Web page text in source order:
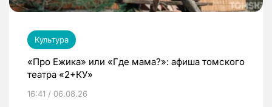
Культура
«Про Ежика» или «Где мама?»: афиша томского
театра «2+КУ»
16:41 / 06.08.26